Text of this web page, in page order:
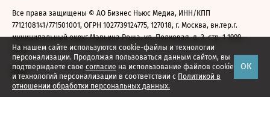
На нашем сайте используются cookie-файлы и технологии
персонализации. Продолжая пользоваться данным сайтом, вы
подтверждаете свое согласие на использование файлов cookie
и технологий персонализации в соответствии с Политикой в
отношении обработки персональных данных.
ОК
Все права защищены © АО Бизнес Ньюс Медиа, ИНН/КПП
7712108141/771501001, ОГРН 1027739124775, 127018, г. Москва, вн.тер.г.
муниципальный округ Марьина Роща, ул. Полковая, д. 3, стр. 1 1999—
2026